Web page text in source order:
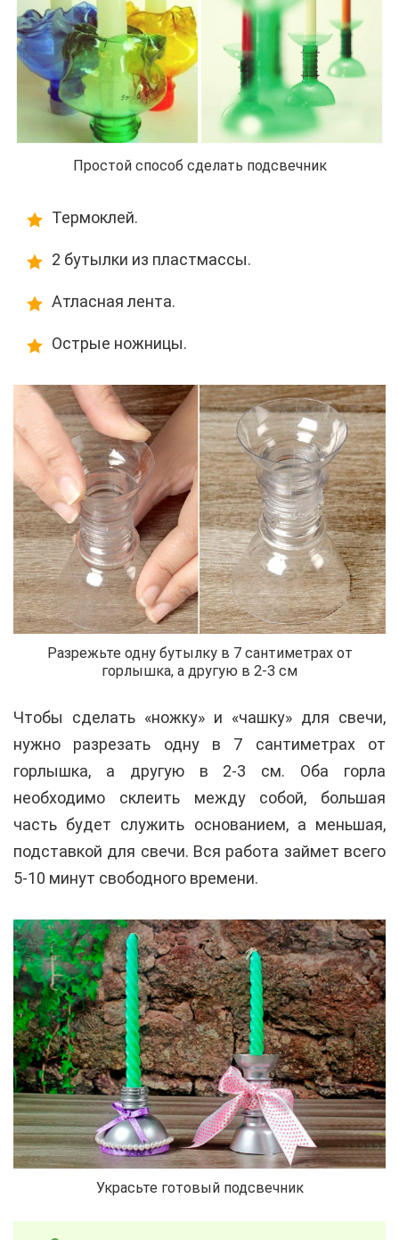
Простой способ сделать подсвечник
Термоклей.
2 бутылки из пластмассы.
Атласная лента.
Острые ножницы.
Разрежьте одну бутылку в 7 сантиметрах от
горлышка, а другую в 2-3 см
Чтобы сделать «ножку» и «чашку» для свечи,
нужно разрезать одну в 7 сантиметрах от
горлышка, а другую в 2-3 см. Оба горла
необходимо склеить между собой, большая
часть будет служить основанием, а меньшая,
подставкой для свечи. Вся работа займет всего
5-10 минут свободного времени.
Украсьте готовый подсвечник